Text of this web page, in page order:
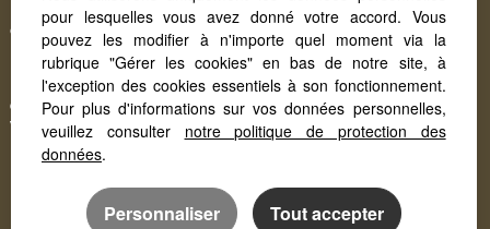
Etercy (74150)
Crozet (01170)
Bluffy (74290)
Lescheraines (73340)
Quartier Annecy : explorez les secrets des quartiers charmants
Vivre à Annecy : le guide ultime pour y vivre et s'y installer
pour lesquelles vous avez donné votre accord. Vous
pouvez les modifier à n'importe quel moment via la
rubrique "Gérer les cookies" en bas de notre site, à
l'exception des cookies essentiels à son fonctionnement.
Pour plus d'informations sur vos données personnelles,
veuillez consulter notre politique de protection des
données.
Personnaliser Tout accepter